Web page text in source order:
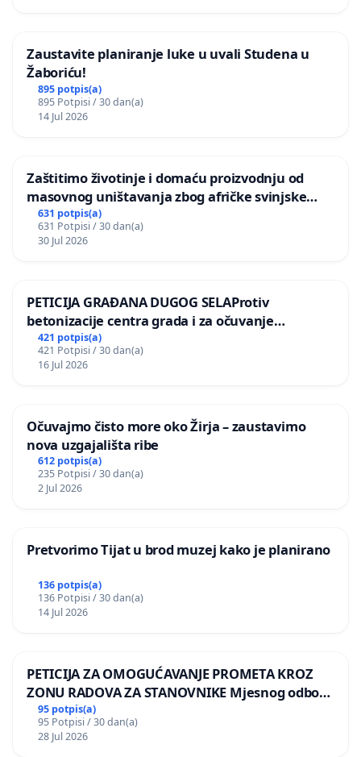
Zaustavite planiranje luke u uvali Studena u
Žaboriću!
895 potpis(a)
895 Potpisi / 30 dan(a)
14 Jul 2026
Zaštitimo životinje i domaću proizvodnju od
masovnog uništavanja zbog afričke svinjske
kuge
631 potpis(a)
631 Potpisi / 30 dan(a)
30 Jul 2026
PETICIJA GRAĐANA DUGOG SELAProtiv
betonizacije centra grada i za očuvanje
postojećih zelenih površina i odraslih stabala pri
donošenju izmjena urbanističkog plana
421 potpis(a)
421 Potpisi / 30 dan(a)
16 Jul 2026
Očuvajmo čisto more oko Žirja – zaustavimo
nova uzgajališta ribe
612 potpis(a)
235 Potpisi / 30 dan(a)
2 Jul 2026
Pretvorimo Tijat u brod muzej kako je planirano
136 potpis(a)
136 Potpisi / 30 dan(a)
14 Jul 2026
PETICIJA ZA OMOGUĆAVANJE PROMETA KROZ
ZONU RADOVA ZA STANOVNIKE Mjesnog odbora
Kamensko i Lemić Brdo
95 potpis(a)
95 Potpisi / 30 dan(a)
28 Jul 2026